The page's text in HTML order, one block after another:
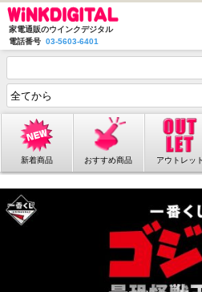
家電通販のウインクデジタル
電話番号 03-5603-6401
新着商品 おすすめ商品 アウトレット